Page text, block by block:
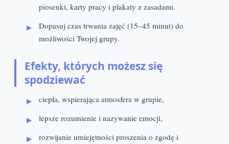
piosenki, karty pracy i plakaty z zasadami.
Dopasuj czas trwania zajęć (15–45 minut) do
możliwości Twojej grupy.
Efekty, których możesz się
spodziewać
ciepła, wspierająca atmosfera w grupie,
lepsze rozumienie i nazywanie emocji,
rozwijanie umiejętności proszenia o zgodę i